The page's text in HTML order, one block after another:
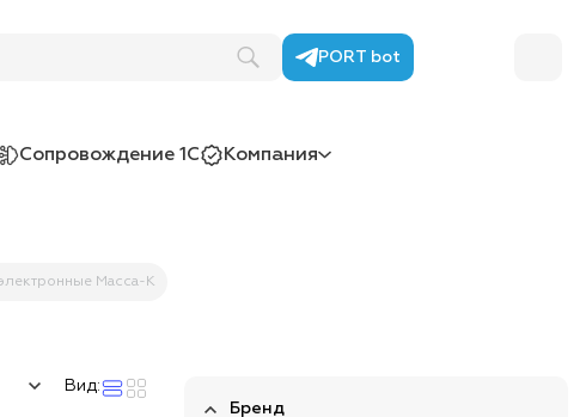
PORT bot
Сопровождение 1С Компания
Масса-К
Вид:
Бренд